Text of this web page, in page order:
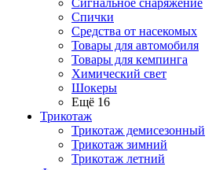
Сигнальное снаряжение
Спички
Средства от насекомых
Товары для автомобиля
Товары для кемпинга
Химический свет
Шокеры
Ещё 16
Трикотаж
Трикотаж демисезонный
Трикотаж зимний
Трикотаж летний